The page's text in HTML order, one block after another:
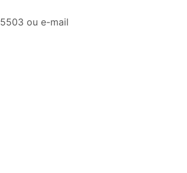
ou e-mail